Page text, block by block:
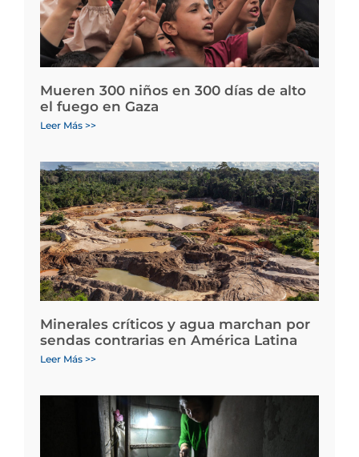
Mueren 300 niños en 300 días de alto
el fuego en Gaza
Leer Más >>
Minerales críticos y agua marchan por
sendas contrarias en América Latina
Leer Más >>